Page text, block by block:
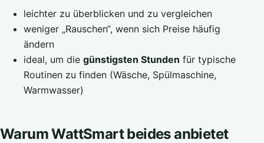
leichter zu überblicken und zu vergleichen
weniger „Rauschen“, wenn sich Preise häufig
ändern
ideal, um die günstigsten Stunden für typische
Routinen zu finden (Wäsche, Spülmaschine,
Warmwasser)
Warum WattSmart beides anbietet